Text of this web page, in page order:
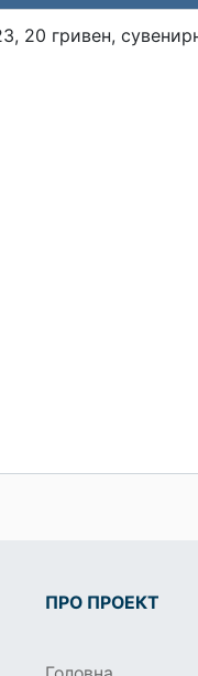
ПРО ПРОЕКТ